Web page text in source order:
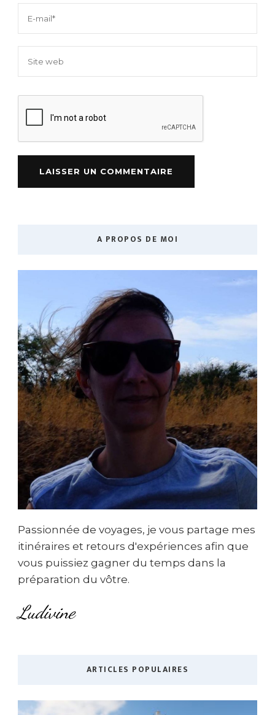
A PROPOS DE MOI
Passionnée de voyages, je vous partage mes
itinéraires et retours d'expériences afin que
vous puissiez gagner du temps dans la
préparation du vôtre.
Ludivine
ARTICLES POPULAIRES